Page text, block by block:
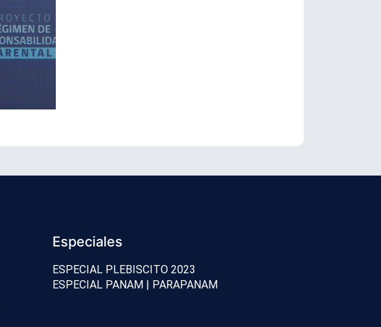
Especiales
ESPECIAL PLEBISCITO 2023
ESPECIAL PANAM | PARAPANAM